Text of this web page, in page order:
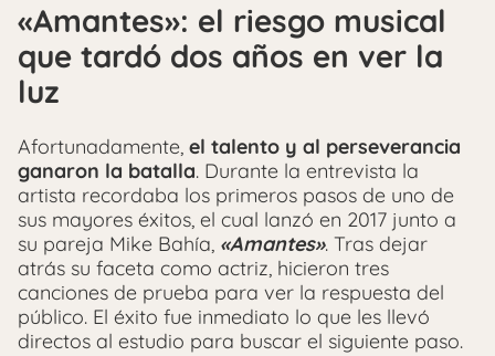
«Amantes»: el riesgo musical
que tardó dos años en ver la
luz
Afortunadamente, el talento y al perseverancia
ganaron la batalla. Durante la entrevista la
artista recordaba los primeros pasos de uno de
sus mayores éxitos, el cual lanzó en 2017 junto a
su pareja Mike Bahía, «Amantes». Tras dejar
atrás su faceta como actriz, hicieron tres
canciones de prueba para ver la respuesta del
público. El éxito fue inmediato lo que les llevó
directos al estudio para buscar el siguiente paso.